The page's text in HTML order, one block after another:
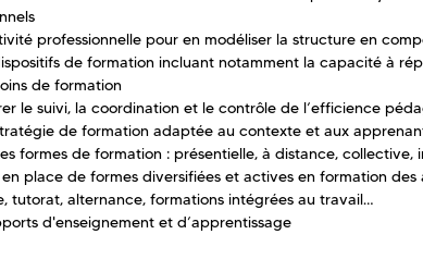
professionnelle pour en modéliser la structure en
de formation incluant notamment la capacité à
de formation
le suivi, la coordination et le contrôle de l’efficience
de formation adaptée au contexte et aux
formes de formation : présentielle, à distance, collective,
place de formes diversifiées et actives en formation
tutorat, alternance, formations intégrées au travail…
d'enseignement et d’apprentissage